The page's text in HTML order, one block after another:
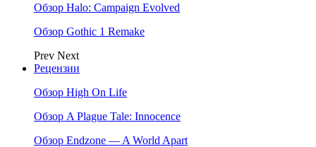
Обзор Halo: Campaign Evolved
Обзор Gothic 1 Remake
Prev Next
Рецензии
Обзор High On Life
Обзор A Plague Tale: Innocence
Обзор Endzone — A World Apart